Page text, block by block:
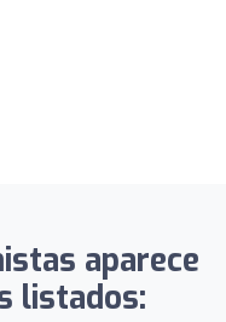
aparece
listados: